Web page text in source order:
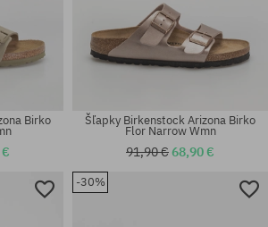
Dostupné veľkosti:
Birko Šľapky Birkenstock Arizona Birko
Flor Narrow Wmn
91,90 €68,90 €
-30%